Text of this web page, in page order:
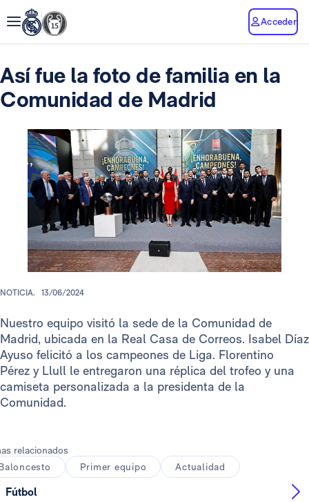
Acceder
Así fue la foto de familia en la
Comunidad de Madrid
NOTICIA. 13/06/2024
Nuestro equipo visitó la sede de la Comunidad de
Madrid, ubicada en la Real Casa de Correos. Isabel Díaz
Ayuso felicitó a los campeones de Liga. Florentino
Pérez y Llull le entregaron una réplica del trofeo y una
camiseta personalizada a la presidenta de la
Comunidad.
relacionados
Primer equipo Actualidad
Fútbol